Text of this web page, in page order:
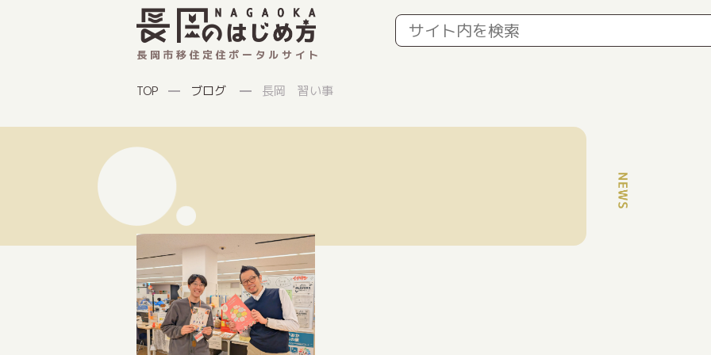
長岡市移住定住ポータルサイト
TOP ブログ 長岡 習い事